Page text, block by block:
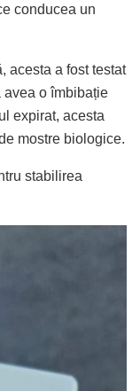
conducea un
acesta a fost testat
avea o îmbibație
expirat, acesta
mostre biologice.
stabilirea